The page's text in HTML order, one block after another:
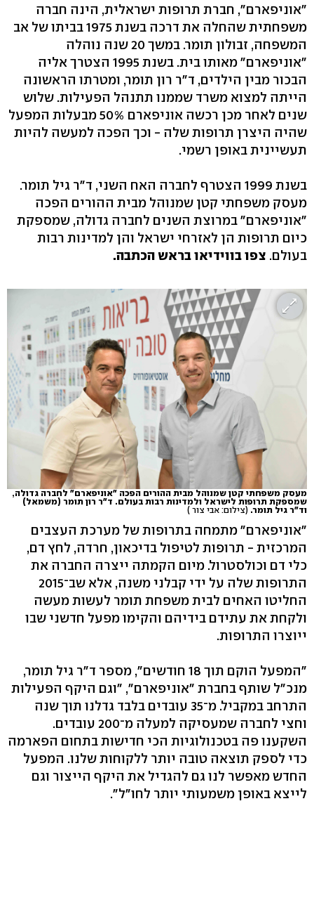
"אוניפארם", חברת תרופות ישראלית, הינה חברה
משפחתית שהחלה את דרכה בשנת 1975 בביתו של אב
המשפחה, זבולון תומר. במשך 20 שנה נוהלה
"אוניפארם" מאותו בית. בשנת 1995 הצטרך אליה
הבכור מבין הילדים, ד"ר רון תומר, ומטרתו הראשונה
הייתה למצוא משרד שממנו תתנהל הפעילות. שלוש
שנים לאחר מכן רכשה אוניפארם 50% מבעלות המפעל
שהיה היצרן תרופות שלה - וכך הפכה למעשה להיות
תעשיינית באופן רשמי.
בשנת 1999 הצטרף לחברה האח השני, ד"ר גיל תומר.
מעסק משפחתי קטן שמנוהל מבית ההורים הפכה
"אוניפארם" במרוצת השנים לחברה גדולה, שמספקת
כיום תרופות הן לאזרחי ישראל והן למדינות רבות
בעולם. צפו בווידיאו בראש הכתבה.
מעסק משפחתי קטן שמנוהל מבית ההורים הפכה "אוניפארם" לחברה גדולה,
שמספקת תרופות לישראל ולמדינות רבות בעולם. ד"ר רון תומר (משמאל)
וד"ר גיל תומר. (צילום: אבי צור )
"אוניפארם" מתמחה בתרופות של מערכת העצבים
המרכזית - תרופות לטיפול בדיכאון, חרדה, לחץ דם,
כלי דם וכולסטרול. מיום הקמתה ייצרה החברה את
התרופות שלה על ידי קבלני משנה, אלא שב־2015
החליטו האחים לבית משפחת תומר לעשות מעשה
ולקחת את עתידם בידיהם והקימו מפעל חדשני שבו
ייוצרו התרופות.
"המפעל הוקם תוך 18 חודשים", מספר ד"ר גיל תומר,
מנכ"ל שותף בחברת "אוניפארם", "וגם היקף הפעילות
התרחב במקביל. מ־35 עובדים בלבד גדלנו תוך שנה
וחצי לחברה שמעסיקה למעלה מ־200 עובדים.
השקענו פה בטכנולוגיות הכי חדישות בתחום הפארמה
כדי לספק תוצאה טובה יותר ללקוחות שלנו. המפעל
החדש מאפשר לנו גם להגדיל את היקף הייצור וגם
לייצא באופן משמעותי יותר לחו"ל".